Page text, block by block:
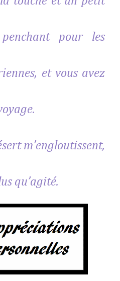
pour les
et vous avez
m’engloutissent,
qu’agité.